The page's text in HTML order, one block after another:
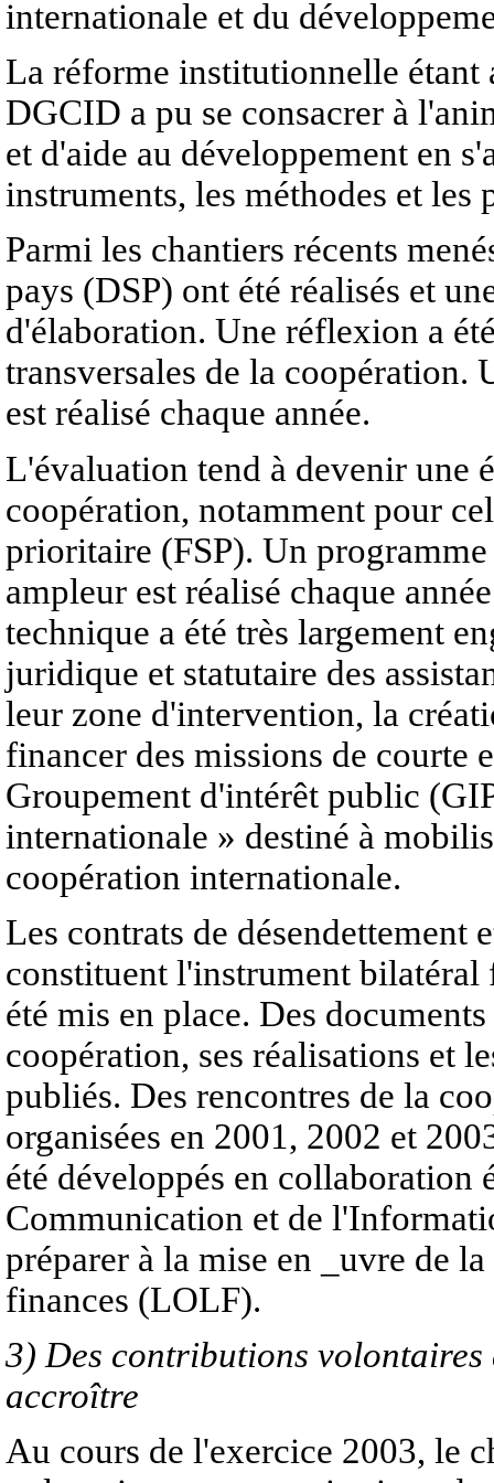
internationale et du
La réforme institutionnelle étant
DGCID a pu se consacrer à
et d'aide au développement en
instruments, les méthodes et les
Parmi les chantiers récents
pays (DSP) ont été réalisés et
d'élaboration. Une réflexion a
transversales de la coopération.
est réalisé chaque année.
L'évaluation tend à devenir une
coopération, notamment pour
prioritaire (FSP). Un
ampleur est réalisé chaque
technique a été très largement
juridique et statutaire des
leur zone d'intervention, la
financer des missions de courte
Groupement d'intérêt public
internationale » destiné à
coopération internationale.
Les contrats de
constituent l'instrument bilatéral
été mis en place. Des
coopération, ses réalisations et
publiés. Des rencontres de la
organisées en 2001, 2002 et
été développés en
Communication et de
préparer à la mise en _uvre de
finances (LOLF).
3) Des contributions
accroître
Au cours de l'exercice 2003, le